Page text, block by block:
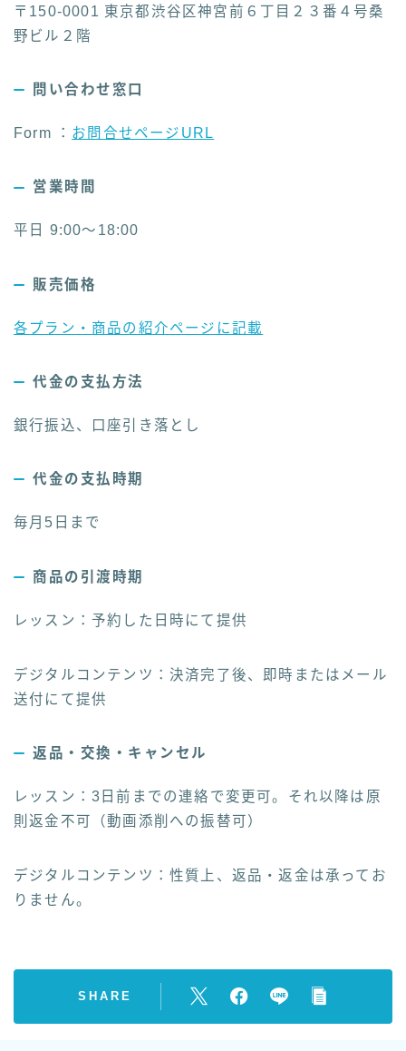
〒150-0001 東京都渋谷区神宮前６丁目２３番４号桑
野ビル２階
問い合わせ窓口
Form ： お問合せページ URL
営業時間
平日 9:00～18:00
販売価格
各プラン・商品の紹介ページに記載
代金の支払方法
銀行振込、口座引き落とし
代金の支払時期
毎月5日まで
商品の引渡時期
レッスン：予約した日時にて提供
デジタルコンテンツ：決済完了後、即時またはメール
送付にて提供
返品・交換・キャンセル
レッスン：3日前までの連絡で変更可。それ以降は原
則返金不可（動画添削への振替可）
デジタルコンテンツ：性質上、返品・返金は承ってお
りません。
SHARE